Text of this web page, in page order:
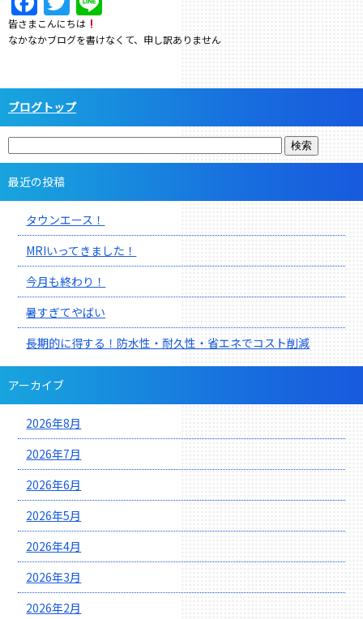
皆さまこんにちは
なかなかブログを書けなくて、申し訳ありません
ブログトップ
最近の投稿
タウンエース！
MRIいってきました！
今月も終わり！
暑すぎてやばい
長期的に得する！防水性・耐久性・省エネでコスト削減
アーカイブ
2026年8月
2026年7月
2026年6月
2026年5月
2026年4月
2026年3月
2026年2月